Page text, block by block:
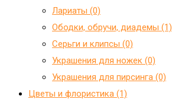
Лариаты (0)
Ободки, обручи, диадемы (1)
Серьги и клипсы (0)
Украшения для ножек (0)
Украшения для пирсинга (0)
Цветы и флористика (1)